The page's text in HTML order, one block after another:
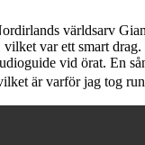
världsarv
vilket var ett smart
vid örat. En
är varför jag tog